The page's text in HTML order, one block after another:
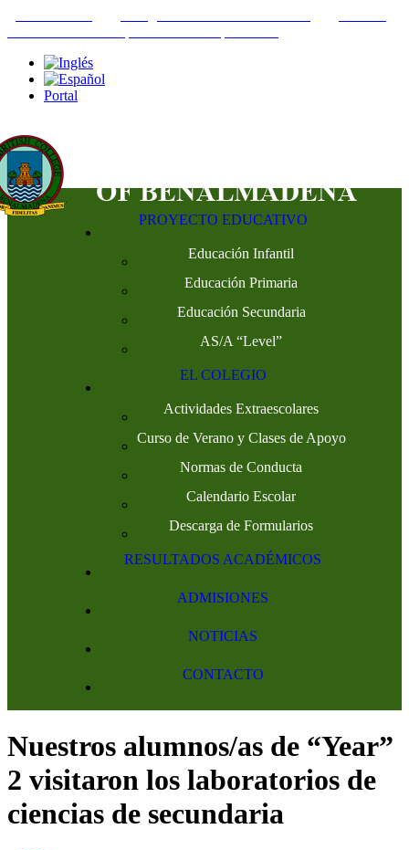
Portal
PROYECTO EDUCATIVO
Educación Infantil
Educación Primaria
Educación Secundaria
AS/A “Level”
EL COLEGIO
Actividades Extraescolares
Curso de Verano y Clases de Apoyo
Normas de Conducta
Calendario Escolar
Descarga de Formularios
RESULTADOS ACADÉMICOS
ADMISIONES
NOTICIAS
CONTACTO
Nuestros alumnos/as de “Year”
2 visitaron los laboratorios de
ciencias de secundaria